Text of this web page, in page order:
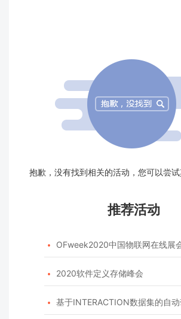
抱歉，没有找到相关的活动，您可以尝
推荐活动
 OFweek2020中国物联网在线展
 2020软件定义存储峰会
 基于INTERACTION数据集的自动驾驶预